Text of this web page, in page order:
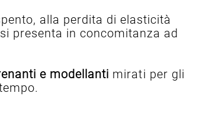
alla perdita di elasticità
presenta in concomitanza ad
e modellanti mirati per gli